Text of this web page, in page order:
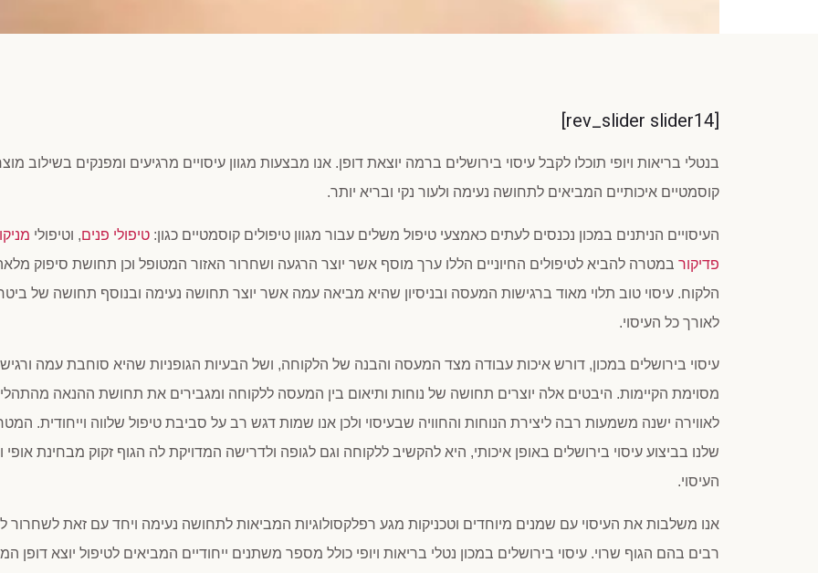
[rev_slider slider14]
בנטלי בריאות ויופי תוכלו לקבל עיסוי בירושלים ברמה יוצאת דופן. אנו מבצעות מגוון עיסויים מרגיעים ומפנקים בשילוב
קוסמטיים איכותיים המביאים לתחושה נעימה ולעור נקי ובריא יותר.
העיסויים הניתנים במכון נכנסים לעתים כאמצעי טיפול משלים עבור מגוון טיפולים קוסמטיים כגון: טיפולי פנים, וטיפולי
פדיקורבמטרה להביא לטיפולים החיוניים הללו ערך מוסף אשר יוצר הרגעה ושחרור האזור המטופל וכן תחושת סיפוק
הלקוח. עיסוי טוב תלוי מאוד ברגישות המעסה ובניסיון שהיא מביאה עמה אשר יוצר תחושה נעימה ובנוסף תחושה של
לאורך כל העיסוי.
עיסוי בירושלים במכון, דורש איכות עבודה מצד המעסה והבנה של הלקוחה, ושל הבעיות הגופניות שהיא סוחבת עמה
מסוימת הקיימות. היבטים אלה יוצרים תחושה של נוחות ותיאום בין המעסה ללקוחה ומגבירים את תחושת ההנאה
לאווירה ישנה משמעות רבה ליצירת הנוחות והחוויה שבעיסוי ולכן אנו שמות דגש רב על סביבת טיפול שלווה וייחודית.
שלנו בביצוע עיסוי בירושלים באופן איכותי, היא להקשיב ללקוחה וגם לגופה ולדרישה המדויקת לה הגוף זקוק מבחינת אופי
העיסוי.
אנו משלבות את העיסוי עם שמנים מיוחדים וטכניקות מגע רפלקסולוגיות המביאות לתחושה נעימה ויחד עם זאת לשחרור
רבים בהם הגוף שרוי. עיסוי בירושלים במכון נטלי בריאות ויופי כולל מספר משתנים ייחודיים המביאים לטיפול יוצא דופן